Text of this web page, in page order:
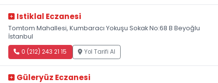
Istiklal Eczanesi
Tomtom Mahallesi, Kumbaracı Yokuşu Sokak No:68 B Beyoğlu
İstanbul
0 (212) 243 21 15 Yol Tarifi Al
Güleryüz Eczanesi